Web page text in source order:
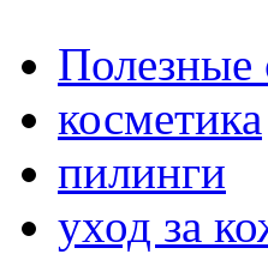
Полезные
косметика
пилинги
уход за